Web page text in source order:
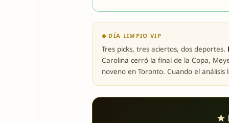
◆ DÍA LIMPIO VIP
Tres picks, tres aciertos, dos deportes.
Carolina cerró la final de la Copa,
noveno en Toronto. Cuando el
★